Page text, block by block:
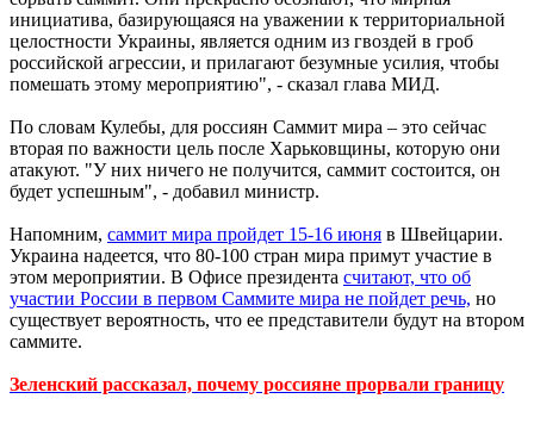
инициатива, базирующаяся на уважении к территориальной
целостности Украины, является одним из гвоздей в гроб
российской агрессии, и прилагают безумные усилия, чтобы
помешать этому мероприятию", - сказал глава МИД.
По словам Кулебы, для россиян Саммит мира – это сейчас
вторая по важности цель после Харьковщины, которую они
атакуют. "У них ничего не получится, саммит состоится, он
будет успешным", - добавил министр.
Напомним, саммит мира пройдет 15-16 июня в Швейцарии.
Украина надеется, что 80-100 стран мира примут участие в
этом мероприятии. В Офисе президента считают, что об
участии России в первом Саммите мира не пойдет речь, но
существует вероятность, что ее представители будут на втором
саммите.
Зеленский рассказал, почему россияне прорвали границу